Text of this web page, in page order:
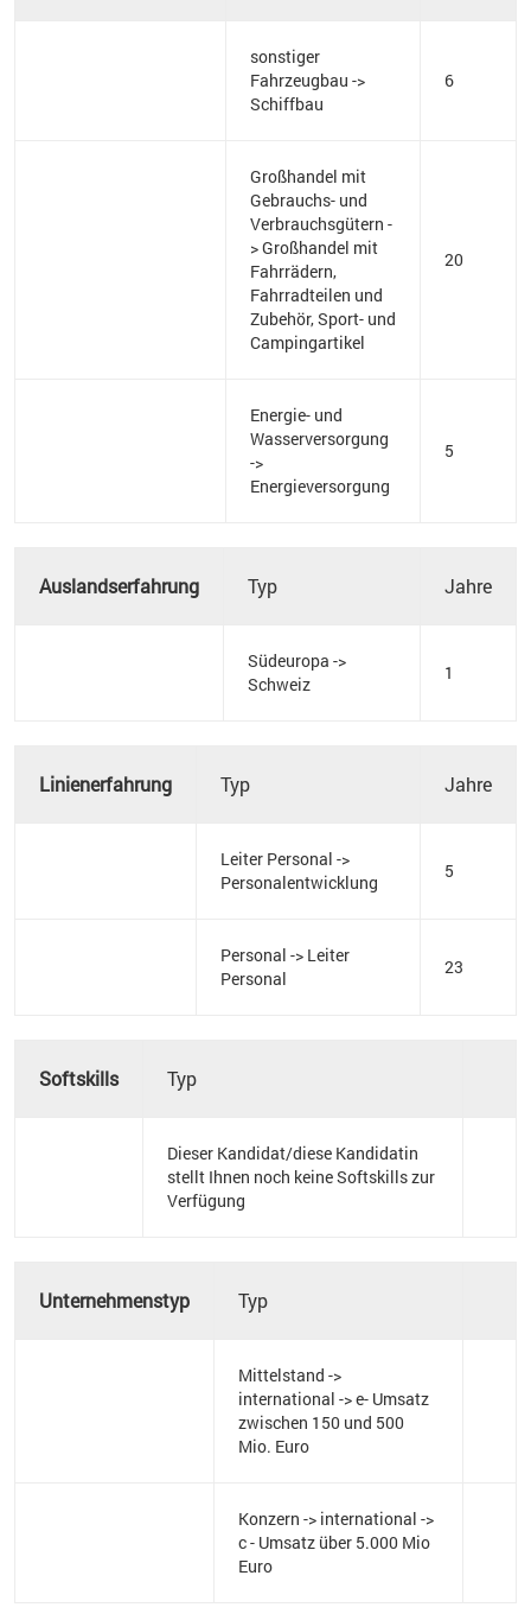
sonstiger
Fahrzeugbau ->
Schiffbau
6
Großhandel mit
Gebrauchs- und
Verbrauchsgütern -
> Großhandel mit
Fahrrädern,
Fahrradteilen und
Zubehör, Sport- und
Campingartikel
20
Energie- und
Wasserversorgung
->
Energieversorgung
5
Auslandserfahrung Typ Jahre
Südeuropa ->
Schweiz
1
Linienerfahrung Typ Jahre
Leiter Personal ->
Personalentwicklung
5
Personal -> Leiter
Personal
23
Softskills Typ
Dieser Kandidat/diese Kandidatin
stellt Ihnen noch keine Softskills zur
Verfügung
Unternehmenstyp Typ
Mittelstand ->
international -> e- Umsatz
zwischen 150 und 500
Mio. Euro
Konzern -> international ->
c - Umsatz über 5.000 Mio
Euro